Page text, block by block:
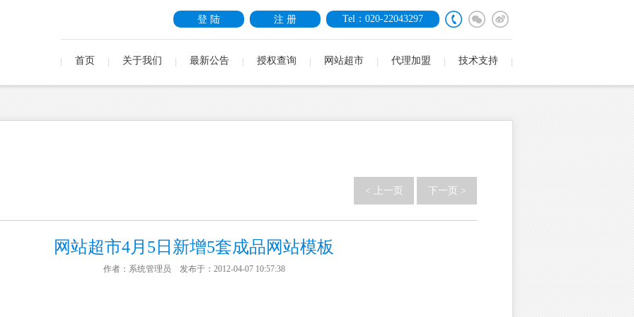
Tel：020-22043297
注 册
登 陆
首页 关于我们 最新公告 授权查询 网站超市 代理加盟 技术支持
下一页 >
< 上一页
网站超市4月5日新增5套成品网站模板
作者：系统管理员 发布于：2012-04-07 10:57:38